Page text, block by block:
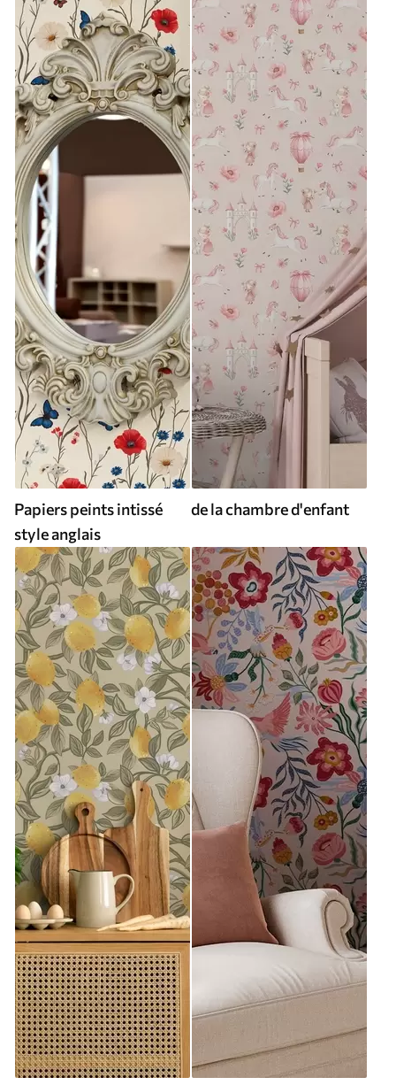
Papiers peints intissé
style anglais
de la chambre d'enfant